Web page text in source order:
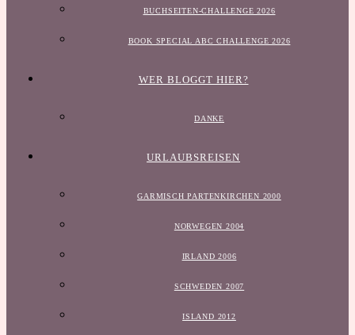
BUCHSEITEN-CHALLENGE 2026
BOOK SPECIAL ABC CHALLENGE 2026
WER BLOGGT HIER?
DANKE
URLAUBSREISEN
GARMISCH PARTENKIRCHEN 2000
NORWEGEN 2004
IRLAND 2006
SCHWEDEN 2007
ISLAND 2012